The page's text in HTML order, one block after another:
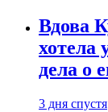
Вдова
хотела
дела о
3 дня спустя